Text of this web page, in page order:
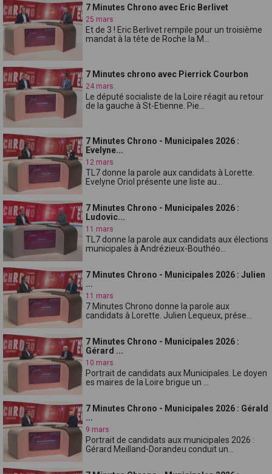
7 Minutes Chrono avec Eric Berlivet
25 mars
Et de 3 ! Eric Berlivet rempile pour un troisième
mandat à la tête de Roche la M...
7 Minutes chrono avec Pierrick Courbon
24 mars
Le député socialiste de la Loire réagit au retour
de la gauche à St-Etienne. Pie...
7 Minutes Chrono - Municipales 2026 :
Evelyne...
12 mars
TL7 donne la parole aux candidats à Lorette.
Evelyne Oriol présente une liste au...
7 Minutes Chrono - Municipales 2026 :
Ludovic...
11 mars
TL7 donne la parole aux candidats aux élections
municipales à Andrézieux-Bouthéo...
7 Minutes Chrono - Municipales 2026 : Julien
...
11 mars
7 Minutes Chrono donne la parole aux
candidats à Lorette. Julien Lequeux, prése...
7 Minutes Chrono - Municipales 2026 :
Gérard ...
10 mars
Portrait de candidats aux Municipales. Le doyen
es maires de la Loire brigue un ...
7 Minutes Chrono - Municipales 2026 : Gérald
...
9 mars
Portrait de candidats aux municipales 2026 :
Gérard Meilland-Dorandeu conduit un...